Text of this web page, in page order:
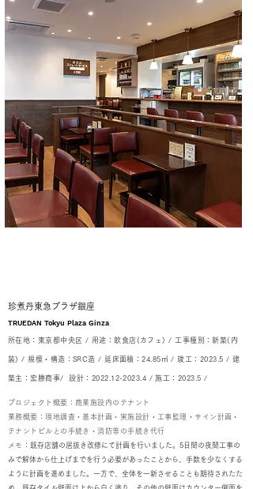
珍煮丹東急プラザ銀座
TRUEDAN Tokyu Plaza Ginza
所在地：東京都中央区 / 用途：飲食店(カフェ) / 工事種別：新築(内
装) /規模・構造：SRC造 / 延床面積：24.85㎡ /竣工：2023.5 / 建
築主：宏勝商事/ 設計：2022.12-2023.4 / 施工：2023.5 /
プロジェクト概要：商業施設内のテナント
業務概要：現地調査・基本計画・実施設計・工事監理・サイン計画・
テナントビルとの手続き・消防等の手続き代行
メモ： 既存店舗の居抜き改修にて計画を行いました。5日間の夜間工事の
みで解体から仕上げまでを行う必要があったことから、 手数を少なくする
ように計画を進めました。 一方で、全体を一新させることも期待されたた